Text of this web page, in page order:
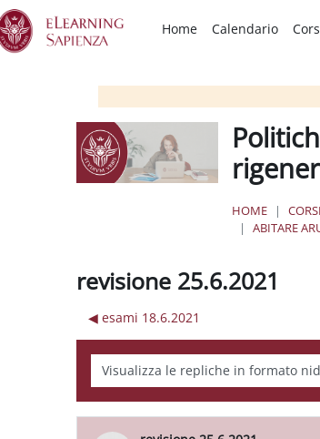
Home
Calendario
HOME CORSI
ABITARE
revisione 25.6.2021
◀︎ esami 18.6.2021
Modalità visualizzazione